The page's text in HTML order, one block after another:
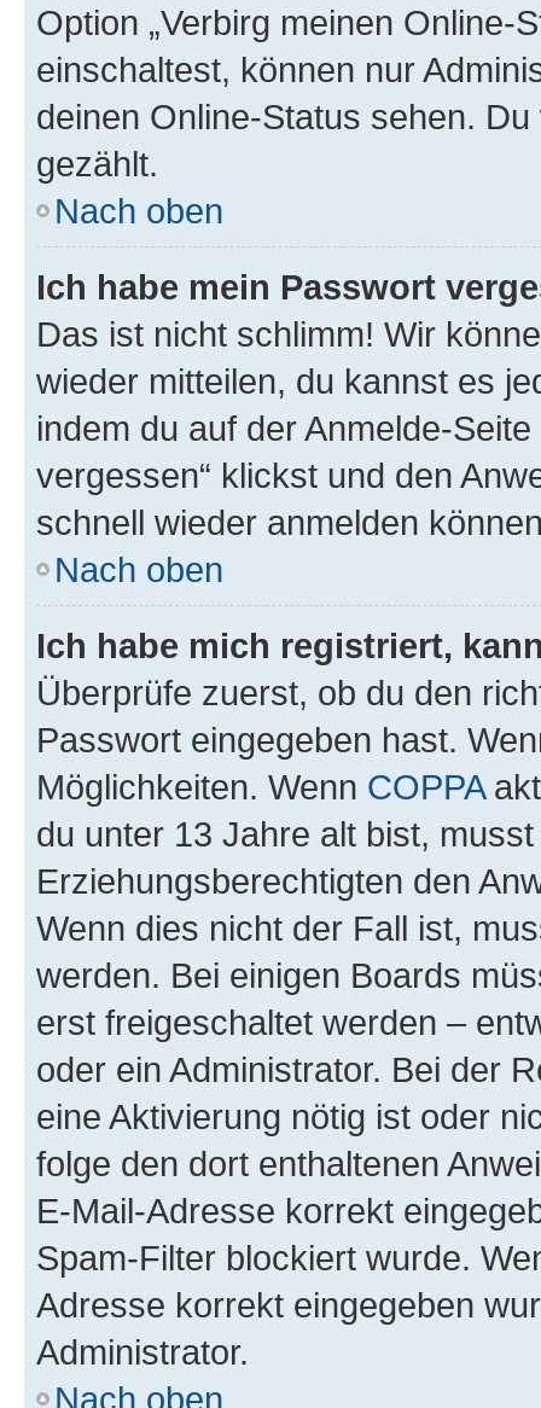
Option „Verbirg meinen Online-
einschaltest, können nur
deinen Online-Status sehen.
gezählt.
Nach oben
Ich habe mein Passwort
Das ist nicht schlimm! Wir
wieder mitteilen, du kannst es
indem du auf der Anmelde-
vergessen“ klickst und den
schnell wieder anmelden
Nach oben
Ich habe mich registriert,
Überprüfe zuerst, ob du den
Passwort eingegeben hast.
Möglichkeiten. Wenn COPPA
du unter 13 Jahre alt bist,
Erziehungsberechtigten den
Wenn dies nicht der Fall ist,
werden. Bei einigen Boards
erst freigeschaltet werden –
oder ein Administrator. Bei der
eine Aktivierung nötig ist oder
folge den dort enthaltenen
E-Mail-Adresse korrekt
Spam-Filter blockiert wurde.
Adresse korrekt eingegeben
Administrator.
Nach oben